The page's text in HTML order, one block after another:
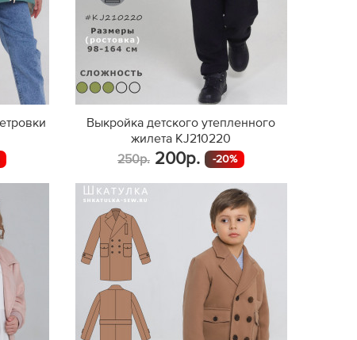
Выкройка детского утепленного
жилета KJ210220
250р. 200р. -20%